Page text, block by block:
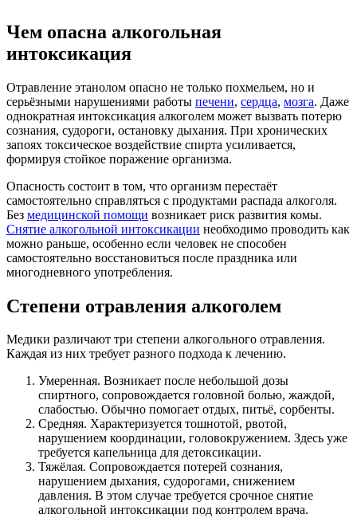
Чем опасна алкогольная
интоксикация
Отравление этанолом опасно не только похмельем, но и
серьёзными нарушениями работы печени, сердца, мозга. Даже
однократная интоксикация алкоголем может вызвать потерю
сознания, судороги, остановку дыхания. При хронических
запоях токсическое воздействие спирта усиливается,
формируя стойкое поражение организма.
Опасность состоит в том, что организм перестаёт
самостоятельно справляться с продуктами распада алкоголя.
Без медицинской помощи возникает риск развития комы.
Снятие алкогольной интоксикации необходимо проводить как
можно раньше, особенно если человек не способен
самостоятельно восстановиться после праздника или
многодневного употребления.
Степени отравления алкоголем
Медики различают три степени алкогольного отравления.
Каждая из них требует разного подхода к лечению.
Умеренная. Возникает после небольшой дозы
спиртного, сопровождается головной болью, жаждой,
слабостью. Обычно помогает отдых, питьё, сорбенты.
Средняя. Характеризуется тошнотой, рвотой,
нарушением координации, головокружением. Здесь уже
требуется капельница для детоксикации.
Тяжёлая. Сопровождается потерей сознания,
нарушением дыхания, судорогами, снижением
давления. В этом случае требуется срочное снятие
алкогольной интоксикации под контролем врача.